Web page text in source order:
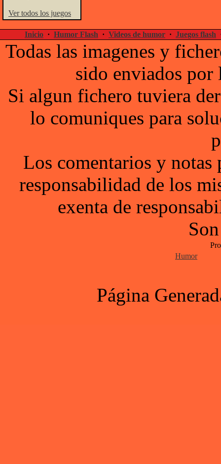
Ver todos los juegos
Inicio · Humor Flash · Videos de humor · Juegos flash
Todas las imagenes y
sido enviados por
Si algun fichero tuviera
lo comuniques para
Los comentarios y notas
responsabilidad de los
exenta de
Humor
Página